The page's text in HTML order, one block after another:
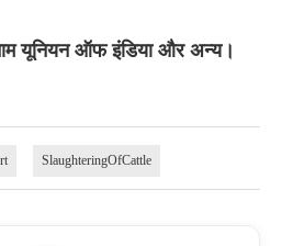
यूनियन ऑफ इंडिया और अन्य।
SlaughteringOfCattle